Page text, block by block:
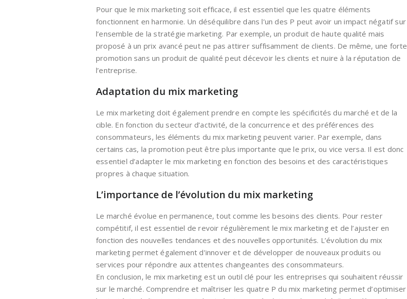
Pour que le mix marketing soit efficace, il est essentiel que les quatre éléments
fonctionnent en harmonie. Un déséquilibre dans l’un des P peut avoir un impact négatif sur
l’ensemble de la stratégie marketing. Par exemple, un produit de haute qualité mais
proposé à un prix avancé peut ne pas attirer suffisamment de clients. De même, une forte
promotion sans un produit de qualité peut décevoir les clients et nuire à la réputation de
l’entreprise.
Adaptation du mix marketing
Le mix marketing doit également prendre en compte les spécificités du marché et de la
cible. En fonction du secteur d’activité, de la concurrence et des préférences des
consommateurs, les éléments du mix marketing peuvent varier. Par exemple, dans
certains cas, la promotion peut être plus importante que le prix, ou vice versa. Il est donc
essentiel d’adapter le mix marketing en fonction des besoins et des caractéristiques
propres à chaque situation.
L’importance de l’évolution du mix marketing
Le marché évolue en permanence, tout comme les besoins des clients. Pour rester
compétitif, il est essentiel de revoir régulièrement le mix marketing et de l’ajuster en
fonction des nouvelles tendances et des nouvelles opportunités. L’évolution du mix
marketing permet également d’innover et de développer de nouveaux produits ou
services pour répondre aux attentes changeantes des consommateurs.
En conclusion, le mix marketing est un outil clé pour les entreprises qui souhaitent réussir
sur le marché. Comprendre et maîtriser les quatre P du mix marketing permet d’optimiser